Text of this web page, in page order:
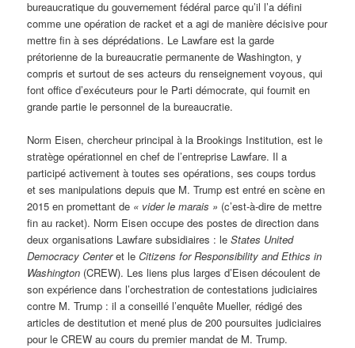
bureaucratique du gouvernement fédéral parce qu’il l’a défini
comme une opération de racket et a agi de manière décisive pour
mettre fin à ses déprédations. Le Lawfare est la garde
prétorienne de la bureaucratie permanente de Washington, y
compris et surtout de ses acteurs du renseignement voyous, qui
font office d’exécuteurs pour le Parti démocrate, qui fournit en
grande partie le personnel de la bureaucratie.
Norm Eisen, chercheur principal à la Brookings Institution, est le
stratège opérationnel en chef de l’entreprise Lawfare. Il a
participé activement à toutes ses opérations, ses coups tordus
et ses manipulations depuis que M. Trump est entré en scène en
2015 en promettant de « vider le marais » (c’est-à-dire de mettre
fin au racket). Norm Eisen occupe des postes de direction dans
deux organisations Lawfare subsidiaires : leStates United
Democracy Centeret leCitizens for Responsibility and Ethics in
Washington (CREW). Les liens plus larges d’Eisen découlent de
son expérience dans l’orchestration de contestations judiciaires
contre M. Trump : il a conseillé l’enquête Mueller, rédigé des
articles de destitution et mené plus de 200 poursuites judiciaires
pour le CREW au cours du premier mandat de M. Trump.